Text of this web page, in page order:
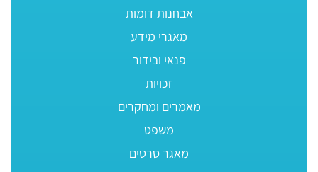
אבחנות דומות
מאגרי מידע
פנאי ובידור
זכויות
מאמרים ומחקרים
משפט
מאגר סרטים